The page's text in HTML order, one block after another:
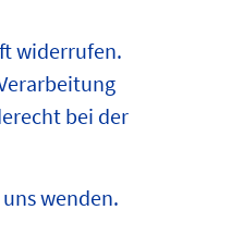
widerrufen.
bei der
wenden.